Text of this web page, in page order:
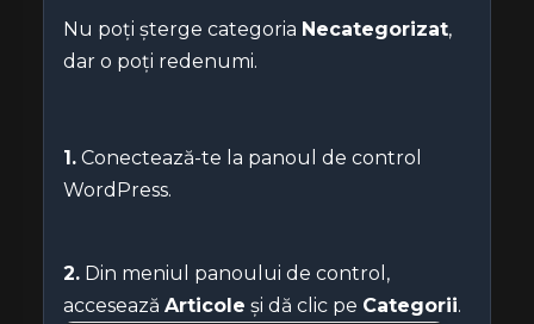
Nu poți șterge categoria Necategorizat,
dar o poți redenumi.
1. Conectează-te la panoul de control
WordPress.
2. Din meniul panoului de control,
accesează Articole și dă clic pe Categorii.